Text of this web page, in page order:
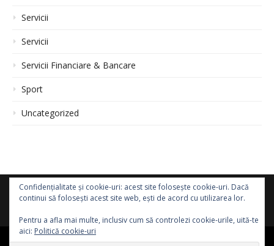
Servicii
Servicii
Servicii Financiare & Bancare
Sport
Uncategorized
Confidențialitate și cookie-uri: acest site folosește cookie-uri. Dacă
continui să folosești acest site web, ești de acord cu utilizarea lor.
Pentru a afla mai multe, inclusiv cum să controlezi cookie-urile, uită-te
aici: Politică cookie-uri